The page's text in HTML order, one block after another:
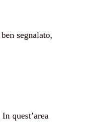
segnalato,
quest’area